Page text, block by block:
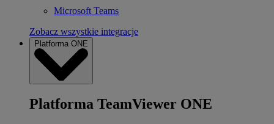
Microsoft Teams
Zobacz wszystkie integracje
Platforma ONE
Platforma TeamViewer ONE